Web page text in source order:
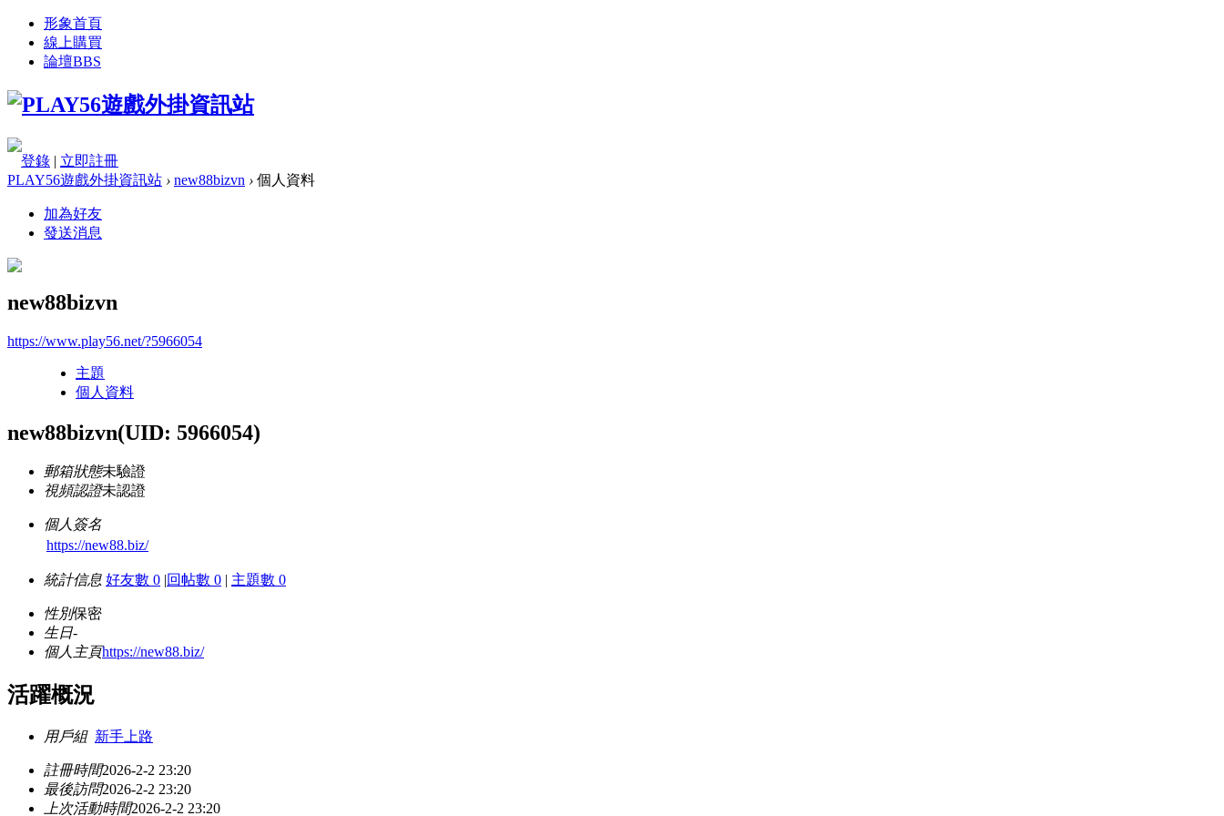
形象首頁
線上購買
論壇BBS
登錄 | 立即註冊
PLAY56遊戲外掛資訊站 › new88bizvn › 個人資料
加為好友
發送消息
new88bizvn
https://www.play56.net/?5966054
主題
個人資料
new88bizvn(UID: 5966054)
郵箱狀態未驗證
視頻認證未認證
個人簽名
https://new88.biz/
統計信息 好友數 0 |回帖數 0 | 主題數 0
性別保密
生日-
個人主頁https://new88.biz/
活躍概況
用戶組 新手上路
註冊時間2026-2-2 23:20
最後訪問2026-2-2 23:20
上次活動時間2026-2-2 23:20